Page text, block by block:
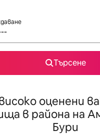
Търсене
оценени
в района на
Бури